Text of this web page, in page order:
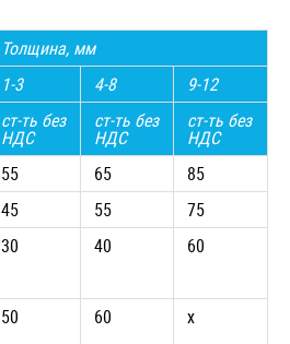
Толщина, мм
1-3
4-8
9-12
ст-ть без
НДС
ст-ть без
НДС
ст-ть без
НДС
55 65
85
45 55
75
30 40 60
50 60 х